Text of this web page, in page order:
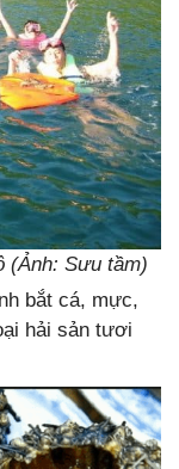
(Ảnh: Sưu tầm)
bắt cá, mực,
hải sản tươi